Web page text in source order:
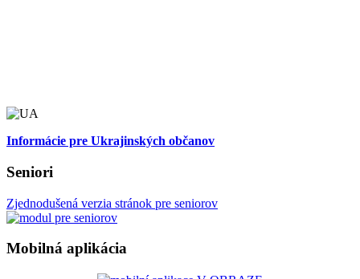
Informácie pre Ukrajinských občanov
Seniori
Zjednodušená verzia stránok pre seniorov
Mobilná aplikácia